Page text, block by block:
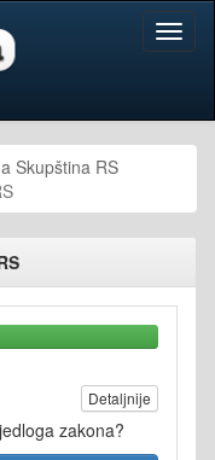
Skupština RS
Detaljnije
zakona?